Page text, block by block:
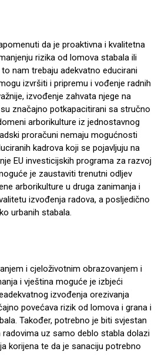
da je proaktivna i kvalitetna
rizika od lomova stabala ili
nam trebaju adekvatno educirani
izvršiti i pripremu i vođenje radnih
izvođenje zahvata njege na
značajno potkapacitirani sa stručno
arborikulture iz jednostavnog
proračuni nemaju mogućnosti
kadrova koji se pojavljuju na
EU investicijskih programa za razvoj
je zaustaviti trenutni odljev
arborikulture u druga zanimanja i
izvođenja radova, a posljedično
urbanih stabala.
i cjeloživotnim obrazovanjem i
i vještina moguće je izbjeći
izvođenja orezivanja
povećava rizik od lomova i grana i
Također, potrebno je biti svjestan
radovima uz samo deblo stabla dolazi
korijena te da je sanaciju potrebno